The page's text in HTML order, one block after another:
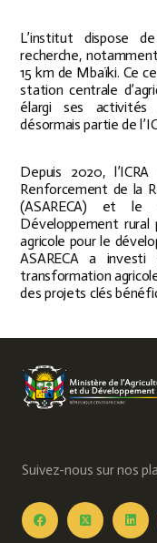
L’institut dispose
recherche,
15 km de Mbaïki. Ce
station centrale
élargi ses
désormais partie de
Depuis 2020,
Renforcement de la
(ASARECA) et le
Développement rural
agricole pour le
ASARECA a
transformation
des projets clés
Suivez-nous sur nos